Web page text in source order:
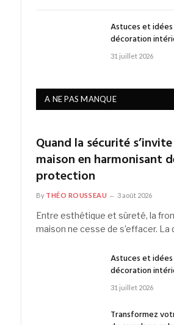
Astuces et
décoration
31 juillet 2026
A NE PAS MANQUE
Quand la sécurité
maison en harmonisant
protection
By THÉO ROUSSEAU 3 août 2026
Entre esthétique et sûreté, la
maison ne cesse de s’effacer.
Astuces et
décoration
31 juillet 2026
Transformez